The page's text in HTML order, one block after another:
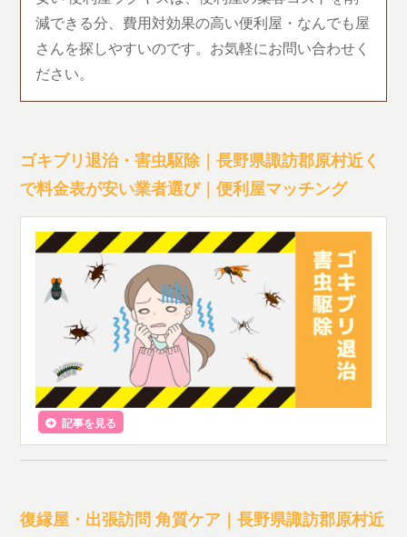
減できる分、費用対効果の高い便利屋・なんでも屋
さんを探しやすいのです。お気軽にお問い合わせく
ださい。
ゴキブリ退治・害虫駆除｜長野県諏訪郡原村近く
で料金表が安い業者選び｜便利屋マッチング
記事を見る
復縁屋・出張訪問 角質ケア｜長野県諏訪郡原村近